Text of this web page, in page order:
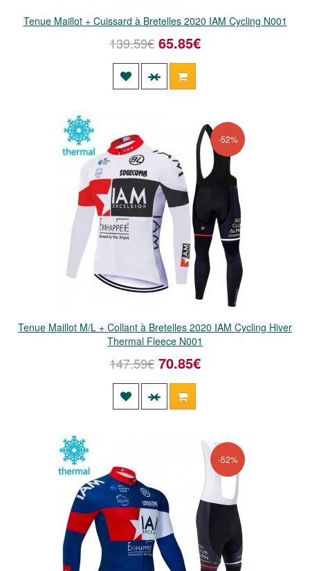
Tenue Maillot + Cuissard à Bretelles 2020 IAM Cycling N001
139.59€ 65.85€
-52%
Tenue Maillot M/L + Collant à Bretelles 2020 IAM Cycling Hiver
Thermal Fleece N001
147.59€ 70.85€
-52%